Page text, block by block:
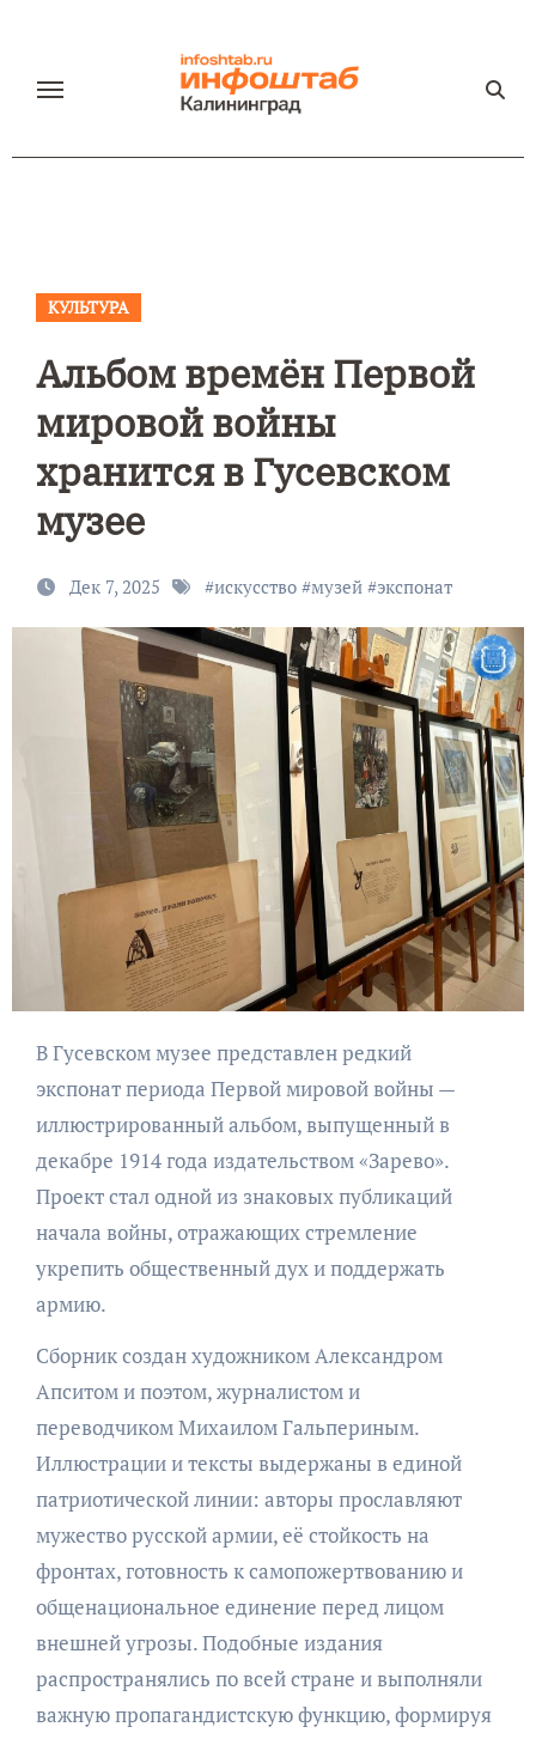
содержанию
КУЛЬТУРА
Альбом времён Первой
мировой войны
хранится в Гусевском
музее
Дек 7, 2025 #искусство#музей#экспонат
В Гусевском музее представлен редкий
экспонат периода Первой мировой войны —
иллюстрированный альбом, выпущенный в
декабре 1914 года издательством «Зарево».
Проект стал одной из знаковых публикаций
начала войны, отражающих стремление
укрепить общественный дух и поддержать
армию.
Сборник создан художником Александром
Апситом и поэтом, журналистом и
переводчиком Михаилом Гальпериным.
Иллюстрации и тексты выдержаны в единой
патриотической линии: авторы прославляют
мужество русской армии, её стойкость на
фронтах, готовность к самопожертвованию и
общенациональное единение перед лицом
внешней угрозы. Подобные издания
распространялись по всей стране и выполняли
важную пропагандистскую функцию, формируя